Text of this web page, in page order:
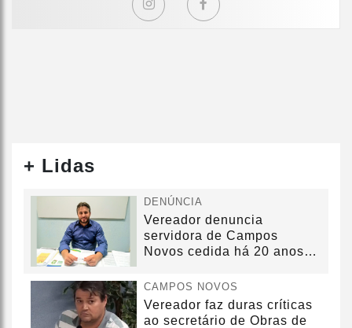
+ Lidas
DENÚNCIA
Vereador denuncia
servidora de Campos
Novos cedida há 20 anos
CAMPOS NOVOS
Vereador faz duras críticas
ao secretário de Obras de